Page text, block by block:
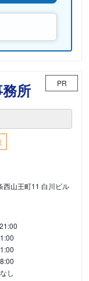
所 PR
西山王町11 白川ビル
し